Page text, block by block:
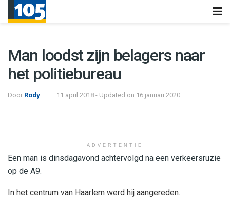
Man loodst zijn belagers naar
het politiebureau
Door Rody 11 april 2018 - Updated on 16 januari 2020
ADVERTENTIE
Een man is dinsdagavond achtervolgd na een verkeersruzie
op de A9.
In het centrum van Haarlem werd hij aangereden.